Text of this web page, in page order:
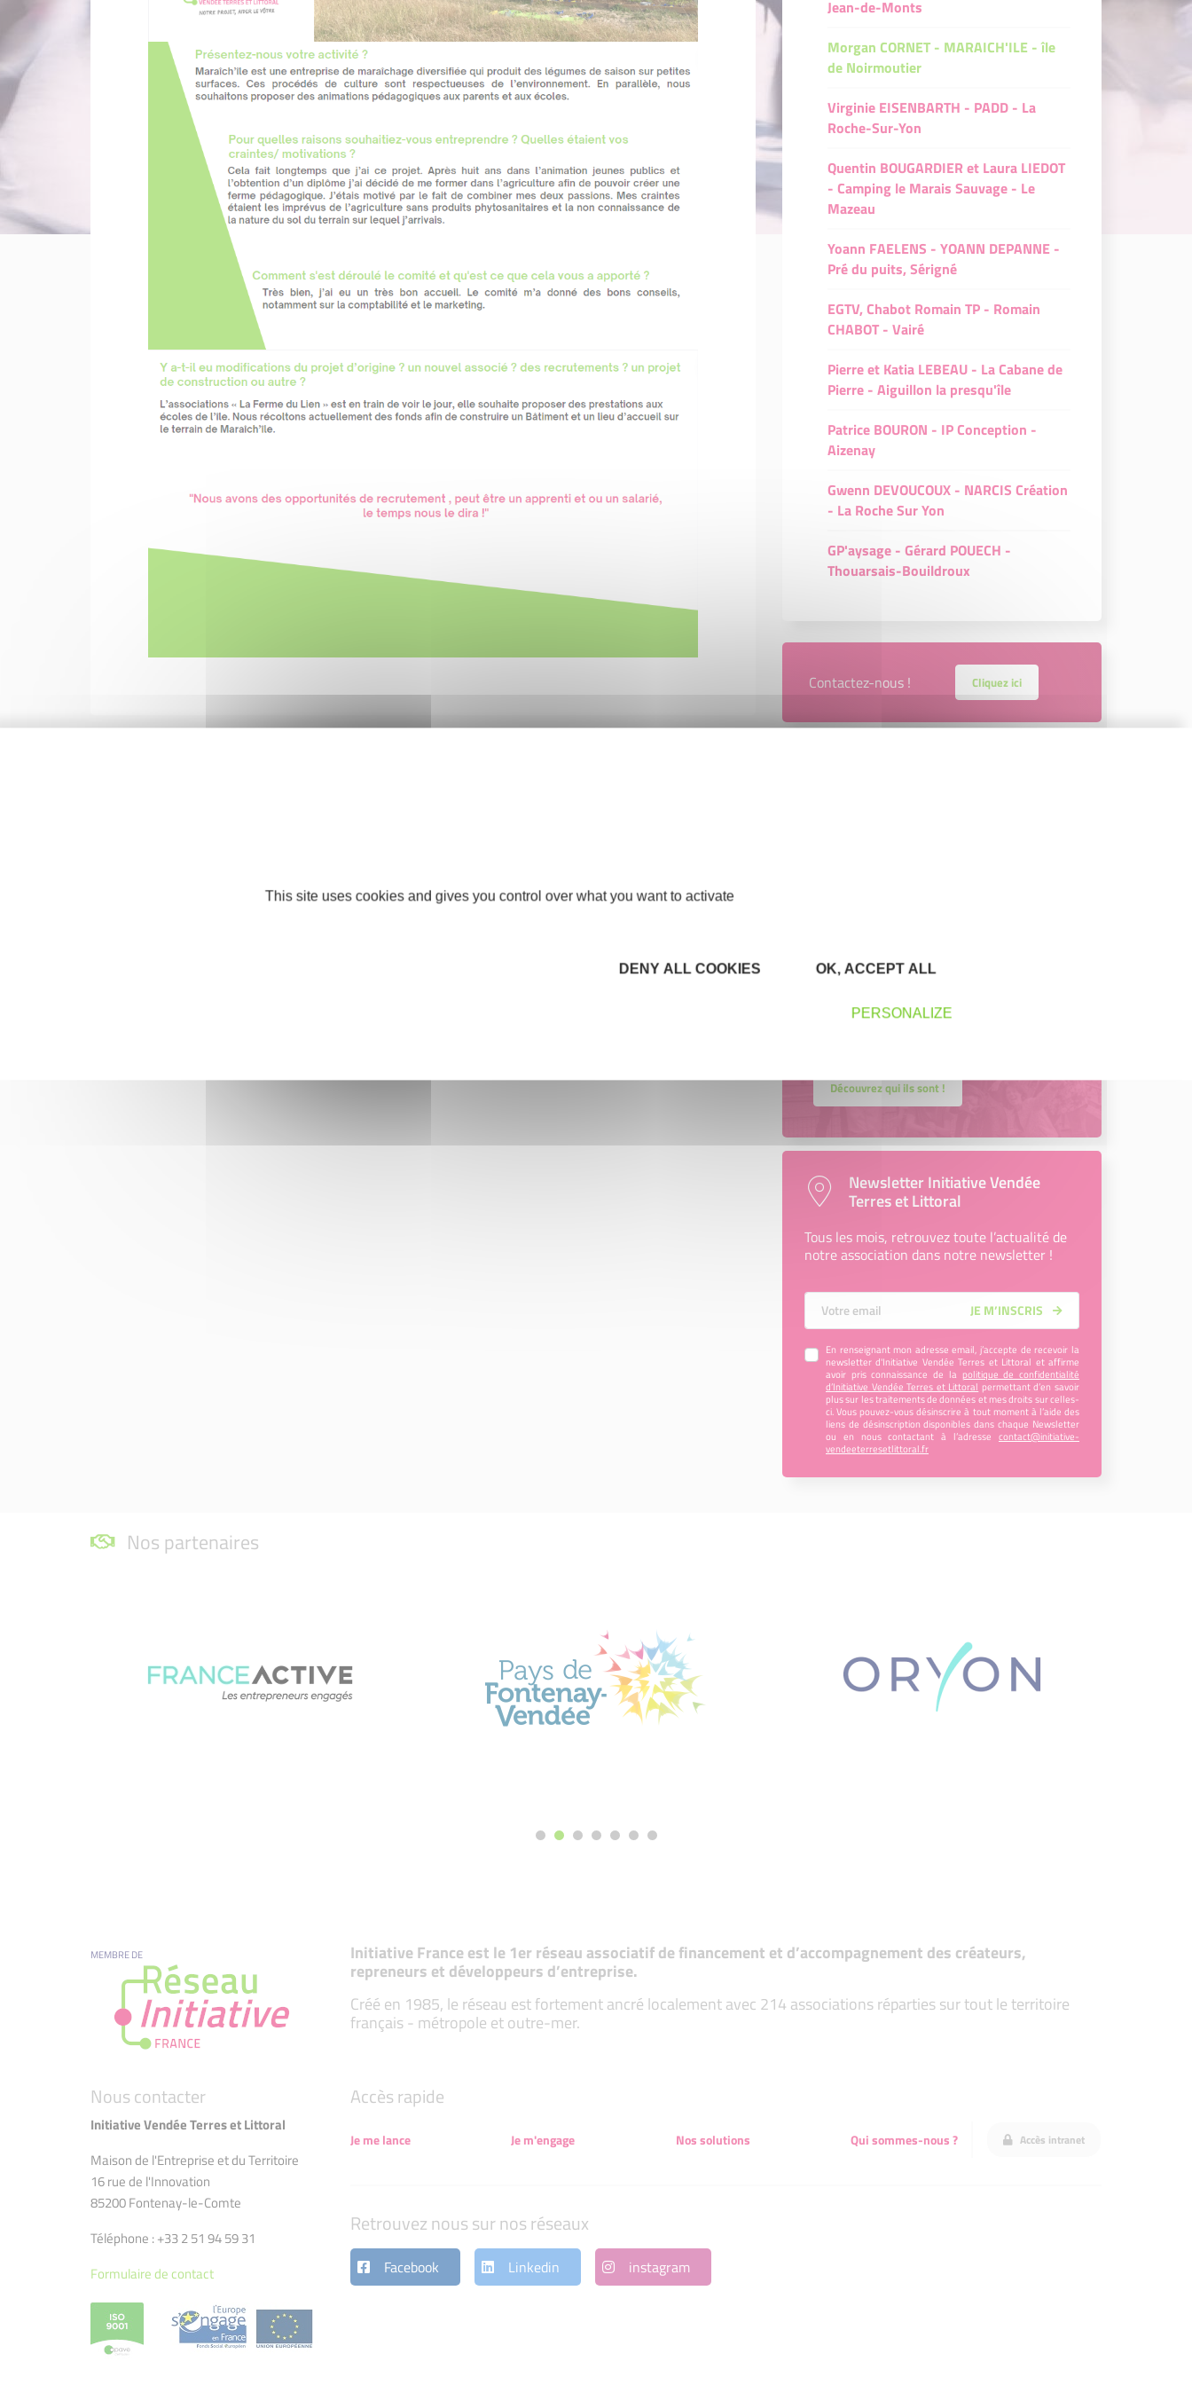
Jean-de-Monts
Morgan CORNET - MARAICH'ILE - île
de Noirmoutier
Virginie EISENBARTH - PADD - La
Roche-Sur-Yon
Quentin BOUGARDIER et Laura LIEDOT
- Camping le Marais Sauvage - Le
Mazeau
Yoann FAELENS - YOANN DEPANNE -
Pré du puits, Sérigné
EGTV, Chabot Romain TP - Romain
CHABOT - Vairé
Pierre et Katia LEBEAU - La Cabane de
Pierre - Aiguillon la presqu'île
Patrice BOURON - IP Conception -
Aizenay
Gwenn DEVOUCOUX - NARCIS Création
- La Roche Sur Yon
GP'aysage - Gérard POUECH -
Thouarsais-Bouildroux
Contactez-nous ! Cliquez ici
Nous les avons accompagnés dans
Découvrez qui ils sont !
Newsletter Initiative Vendée
Terres et Littoral
Tous les mois, retrouvez toute l’actualité de
notre association dans notre newsletter !
Votre Email JE M’INSCRIS
En renseignant mon adresse email, j’accepte de recevoir la
newsletter d'Initiative Vendée Terres et Littoral et affirme
avoir pris connaissance de la politique de confidentialité
d’Initiative Vendée Terres et Littoral permettant d’en savoir
plus sur les traitements de données et mes droits sur celles-
ci. Vous pouvez-vous désinscrire à tout moment à l’aide des
liens de désinscription disponibles dans chaque Newsletter
ou en nous contactant à l’adresse contact@initiative-
vendeeterresetlittoral.fr
Nos partenaires
MEMBRE DE Initiative France est le 1er réseau associatif de financement et d’accompagnement des créateurs,
repreneurs et développeurs d’entreprise.
Créé en 1985, le réseau est fortement ancré localement avec 214 associations réparties sur tout le territoire
français - métropole et outre-mer.
Nous contacter
Initiative Vendée Terres et Littoral
Maison de l'Entreprise et du Territoire
16 rue de l'Innovation
85200 Fontenay-le-Comte
Téléphone : +33 2 51 94 59 31
Formulaire de contact
Accès rapide
Je me lance Je m'engage Nos solutions Qui sommes-nous ? Accès intranet
Retrouvez nous sur nos réseaux
Facebook Linkedin instagram
This site uses cookies and gives you control over what you want to activate
OK, ACCEPT ALL
DENY ALL COOKIES
PERSONALIZE